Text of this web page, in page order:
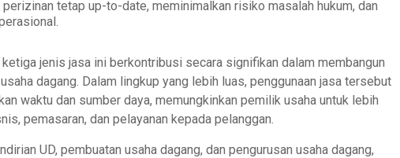
tetap up-to-date, meminimalkan risiko masalah hukum, dan
jenis jasa ini berkontribusi secara signifikan dalam membangun
dagang. Dalam lingkup yang lebih luas, penggunaan jasa tersebut
waktu dan sumber daya, memungkinkan pemilik usaha untuk lebih
pemasaran, dan pelayanan kepada pelanggan.
UD, pembuatan usaha dagang, dan pengurusan usaha dagang,